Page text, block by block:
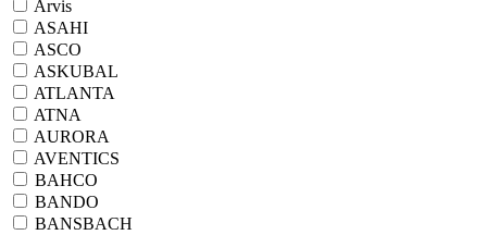
Arvis
ASAHI
ASCO
ASKUBAL
ATLANTA
ATNA
AURORA
AVENTICS
BAHCO
BANDO
BANSBACH